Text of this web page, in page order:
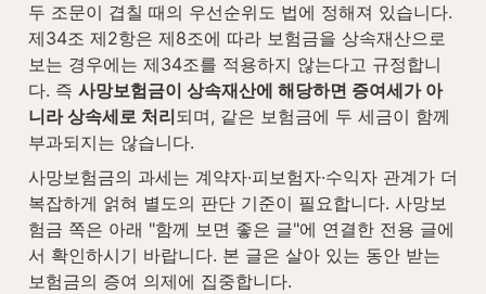
두 조문이 겹칠 때의 우선순위도 법에 정해져 있습니다.
제34조 제2항은 제8조에 따라 보험금을 상속재산으로
보는 경우에는 제34조를 적용하지 않는다고 규정합니
다. 즉 사망보험금이 상속재산에 해당하면 증여세가 아
니라 상속세로 처리되며, 같은 보험금에 두 세금이 함께
부과되지는 않습니다.
사망보험금의 과세는 계약자·피보험자·수익자 관계가 더
복잡하게 얽혀 별도의 판단 기준이 필요합니다. 사망보
험금 쪽은 아래 "함께 보면 좋은 글"에 연결한 전용 글에
서 확인하시기 바랍니다. 본 글은 살아 있는 동안 받는
보험금의 증여 의제에 집중합니다.